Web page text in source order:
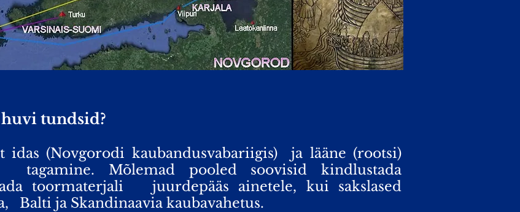
tundsid?
(Novgorodi kaubandusvabariigis)
ja lääne (rootsi)
tagamine. Mõlemad pooled soovisid kindlustada
toormaterjali
juurdepääs ainetele, kui sakslased
Balti ja Skandinaavia kaubavahetus.